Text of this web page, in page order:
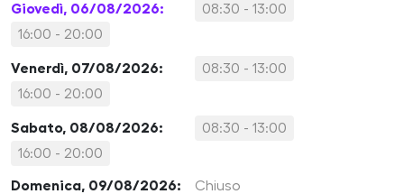
Giovedì, 06/08/2026:
08:30 - 13:00
16:00 - 20:00
Venerdì, 07/08/2026:
08:30 - 13:00
16:00 - 20:00
Sabato, 08/08/2026:
08:30 - 13:00
16:00 - 20:00
Domenica, 09/08/2026: Chiuso